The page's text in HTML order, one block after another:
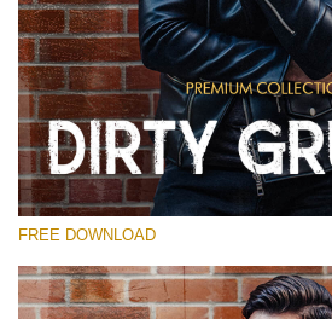
Lütfen seçin
Free Photoshop Overlay
Small 800*533px
Dirty Grunge
(31 Overlays)
Entire Collection
FREE DOWNLOAD